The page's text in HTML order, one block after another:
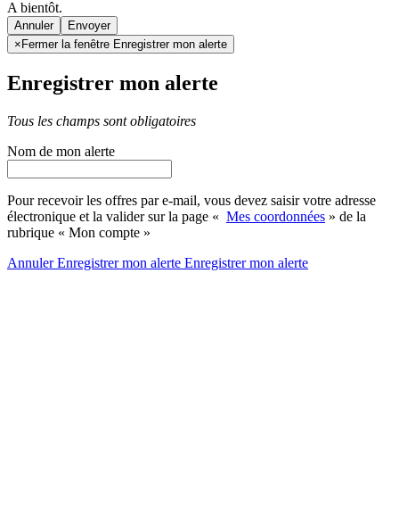
A bientôt.
Annuler
× Fermer la fenêtre Enregistrer mon alerte
Enregistrer mon alerte
Tous les champs sont obligatoires
Nom de mon alerte
Pour recevoir les offres par e-mail, vous devez saisir votre adresse
électronique et la valider sur la page « Mes coordonnées » de la
rubrique « Mon compte »
AnnulerEnregistrer mon alerte Enregistrermon alerte